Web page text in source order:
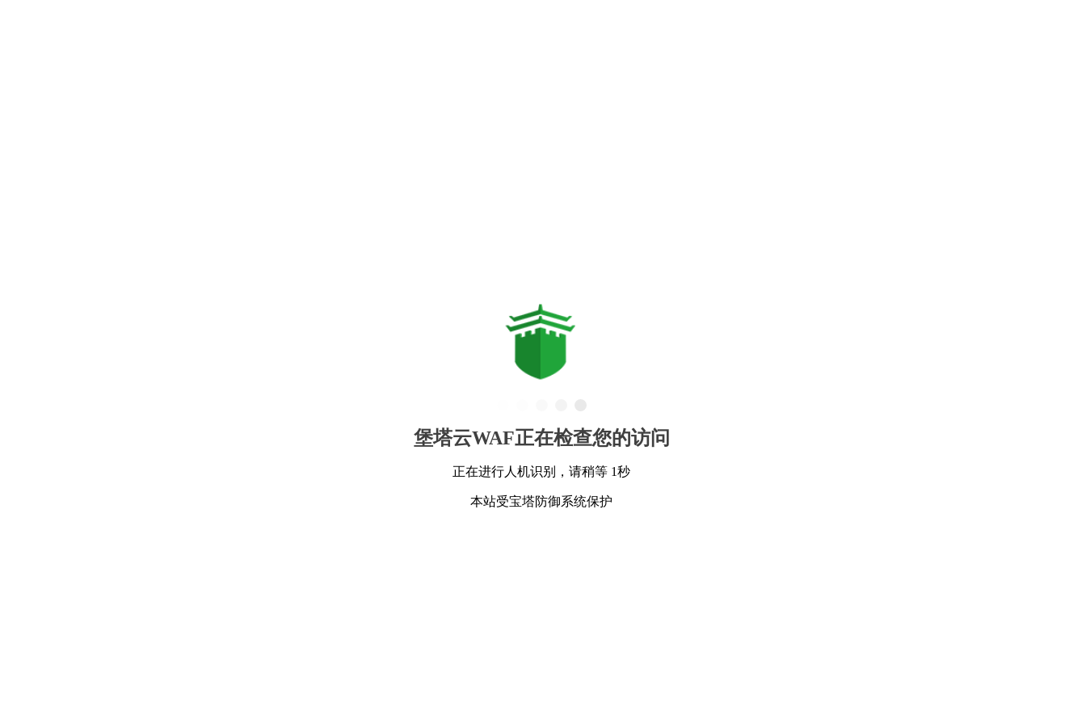
堡塔云WAF正在检查您的访问
正在进行人机识别，请稍等 1秒
本站受宝塔防御系统保护